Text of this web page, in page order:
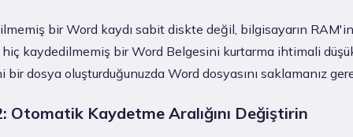
bir Word kaydı sabit diskte değil, bilgisayarın
hiç kaydedilmemiş bir Word Belgesini kurtarma ihtimali
bir dosya oluşturduğunuzda Word dosyasını saklamanız
Otomatik Kaydetme Aralığını Değiştirin